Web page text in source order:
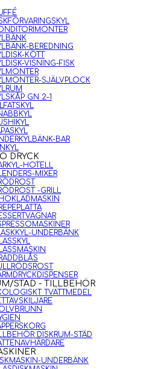
BEREDNING
KÖTT
VISNING-FISK
SJÄLVPLOCK
GN 2-1
BAR
DRYCK
HOTELL
MIXER
-GRILL
UNDERBÄNK
STÄD - TILLBEHÖR
TVÄTTMEDEL
DISKRUM-STÄD
UNDERBÄNK